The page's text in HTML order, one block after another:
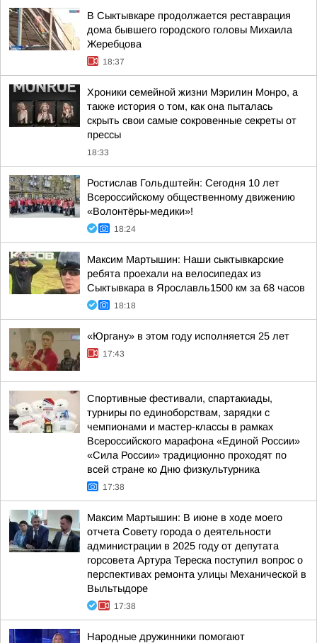
В Сыктывкаре продолжается реставрация
дома бывшего городского головы Михаила
Жеребцова
18:37
Хроники семейной жизни Мэрилин Монро, а
также история о том, как она пыталась
скрыть свои самые сокровенные секреты от
прессы
18:33
Ростислав Гольдштейн: Сегодня 10 лет
Всероссийскому общественному движению
«Волонтёры-медики»!
18:24
Максим Мартышин: Наши сыктывкарские
ребята проехали на велосипедах из
Сыктывкара в Ярославль1500 км за 68 часов
18:18
«Юргану» в этом году исполняется 25 лет
17:43
Спортивные фестивали, спартакиады,
турниры по единоборствам, зарядки с
чемпионами и мастер-классы в рамках
Всероссийского марафона «Единой России»
«Сила России» традиционно проходят по
всей стране ко Дню физкультурника
17:38
Максим Мартышин: В июне в ходе моего
отчета Совету города о деятельности
администрации в 2025 году от депутата
горсовета Артура Тереска поступил вопрос о
перспективах ремонта улицы Механической в
Выльтыдоре
17:38
Народные дружинники помогают